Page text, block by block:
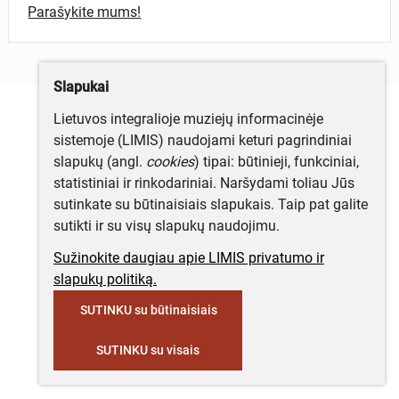
Parašykite mums!
Slapukai
Lietuvos integralioje muziejų informacinėje
sistemoje (LIMIS) naudojami keturi pagrindiniai
slapukų (angl. cookies) tipai: būtinieji, funkciniai,
statistiniai ir rinkodariniai. Naršydami toliau Jūs
sutinkate su būtinaisiais slapukais. Taip pat galite
sutikti ir su visų slapukų naudojimu.
Sužinokite daugiau apie LIMIS privatumo ir
slapukų politiką.
SUTINKU su būtinaisiais
SUTINKU su visais